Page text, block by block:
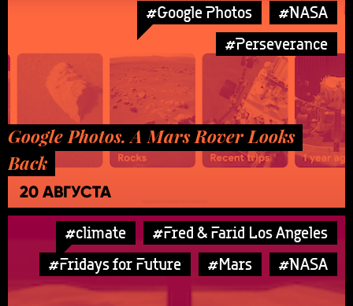
#Google Photos
#NASA
#Perseverance
Google Photos. A Mars Rover Looks
Back
20 АВГУСТА
#climate
#Fred & Farid Los Angeles
#Fridays for Future
#Mars #NASA